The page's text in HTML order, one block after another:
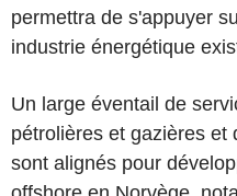
permettra de s'appuyer
industrie énergétique
Un large éventail de
pétrolières et gazières et
sont alignés pour